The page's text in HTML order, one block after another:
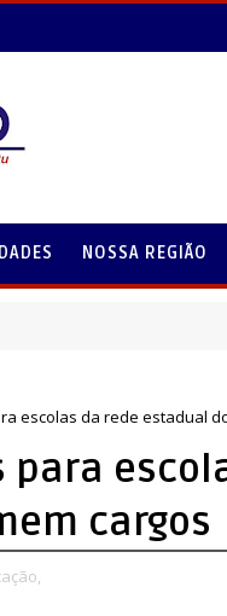
NOSSA REGIÃO
escolas da rede estadual
cargos